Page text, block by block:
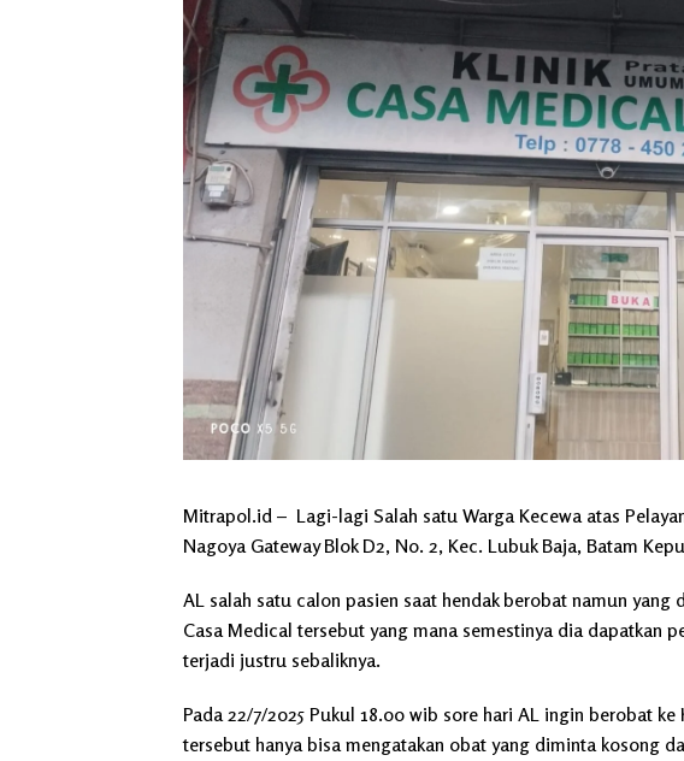
Mitrapol.id – Lagi-lagi Salah satu Warga Kecewa atas
Nagoya Gateway Blok D2, No. 2, Kec. Lubuk Baja, Batam
AL salah satu calon pasien saat hendak berobat namun yang
Casa Medical tersebut yang mana semestinya dia dapatkan
terjadi justru sebaliknya.
Pada 22/7/2025 Pukul 18.00 wib sore hari AL ingin berobat
tersebut hanya bisa mengatakan obat yang diminta kosong